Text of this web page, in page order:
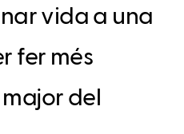
vida a una
fer més
del